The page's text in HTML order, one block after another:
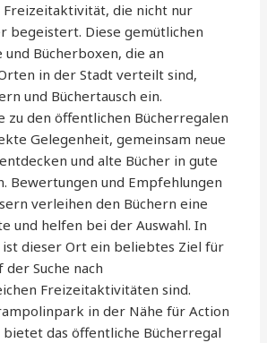
Freizeitaktivität, die nicht nur
begeistert. Diese gemütlichen
und Bücherboxen, die an
in der Stadt verteilt sind,
und Büchertausch ein.
zu den öffentlichen Bücherregalen
Gelegenheit, gemeinsam neue
und alte Bücher in gute
Bewertungen und Empfehlungen
verleihen den Büchern eine
und helfen bei der Auswahl. In
dieser Ort ein beliebtes Ziel für
der Suche nach
Freizeitaktivitäten sind.
in der Nähe für Action
bietet das öffentliche Bücherregal